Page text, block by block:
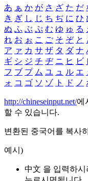
あ ぁ か が さ ざ た だ
き ぎ し じ ち ぢ に ひ
ぬ ふ ぶ ぷ む ゆ ゅ る
れ お ぉ こ ご そ ぞ と
ア ァ カ サ ザ タ ダ ナ
ギ シ ジ チ ヂ ニ ヒ ビ
フ ブ プ ム ユ ュ ル エ
ォ コ ゴ ソ ゾ ト ド ノ
http://chineseinput.net/에
할 수 있습니다.
변환된 중국어를 복사
예시)
中文 을 입력하시